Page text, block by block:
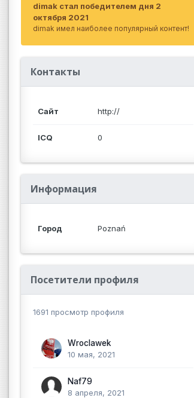
dimak стал победителем дня 2
октября 2021
dimak имел наиболее популярный контент!
Контакты
Сайт http://
ICQ 0
Информация
Город Poznań
Посетители профиля
1691 просмотр профиля
Wroclawek
10 мая, 2021
Naf79
8 апреля, 2021